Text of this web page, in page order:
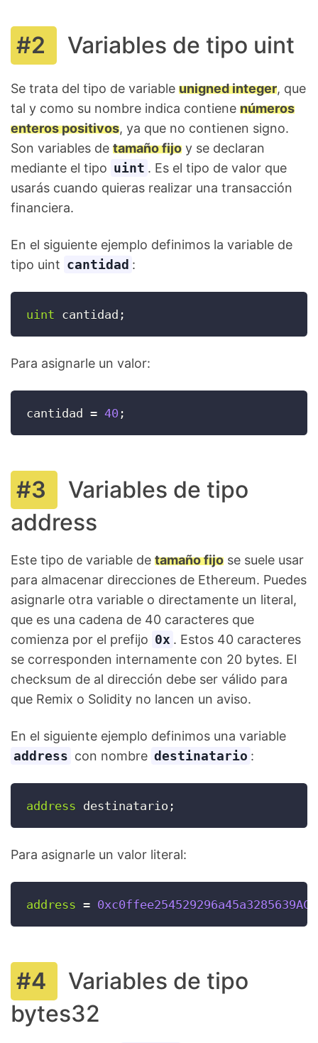
Variables de tipo uint
Se trata del tipo de variable unigned integer, que
tal y como su nombre indica contiene números
enteros positivos, ya que no contienen signo.
Son variables de tamaño fijo y se declaran
mediante el tipo uint . Es el tipo de valor que
usarás cuando quieras realizar una transacción
financiera.
En el siguiente ejemplo definimos la variable de
tipo uint cantidad :
uint cantidad ;
Para asignarle un valor:
cantidad = 40 ;
Variables de tipo
address
Este tipo de variable de tamaño fijo se suele usar
para almacenar direcciones de Ethereum. Puedes
asignarle otra variable o directamente un literal,
que es una cadena de 40 caracteres que
comienza por el prefijo 0x . Estos 40 caracteres
se corresponden internamente con 20 bytes. El
checksum de al dirección debe ser válido para
que Remix o Solidity no lancen un aviso.
En el siguiente ejemplo definimos una variable
address con nombre destinatario :
address destinatario ;
Para asignarle un valor literal:
address =
Variables de tipo
bytes32